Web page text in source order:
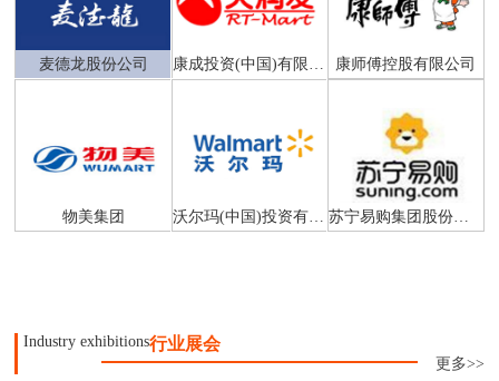
麦德龙股份公司 康成投资(中国)有限公司 康师傅控股有限公司
物美集团 沃尔玛(中国)投资有限公司
Industry exhibitions行业展会
更多>>